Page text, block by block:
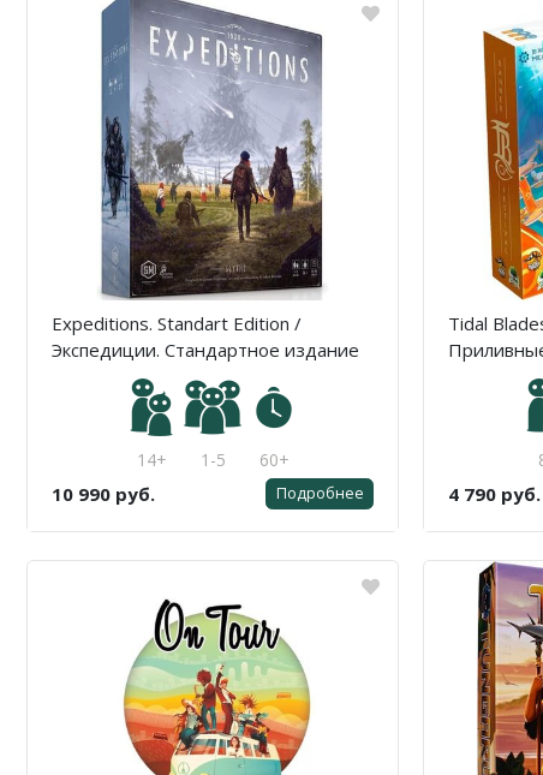
Expeditions. Standart Edition /
Экспедиции. Стандартное издание
14+ 1-5 60+
10 990 руб. Подробнее
Tidal
4 790 руб.